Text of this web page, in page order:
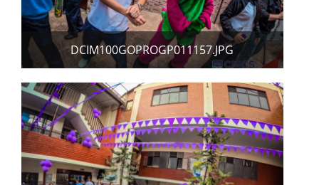
DCIM100GOPROGP011157.JPG